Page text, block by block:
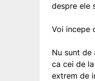
despre ele
Voi incepe
Nu sunt de
ca cei de
extrem de